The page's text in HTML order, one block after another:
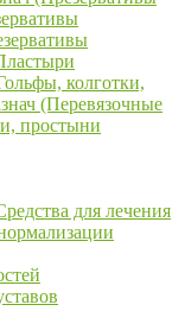
колготки,
(Перевязочные
простыни
для лечения